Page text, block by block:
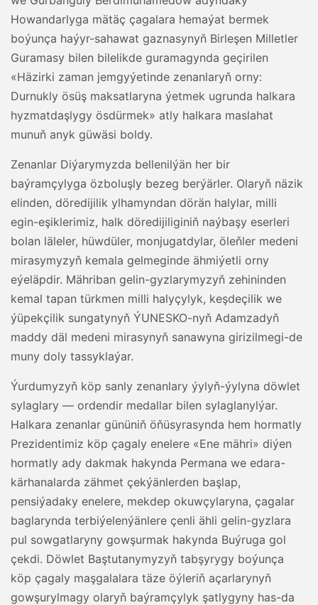
Howandarlyga mätäç çagalara hemaýat bermek
boýunça haýyr-sahawat gaznasynyň Birleşen Milletler
Guramasy bilen bilelikde guramagynda geçirilen
«Häzirki zaman jemgyýetinde zenanlaryň orny:
Durnukly ösüş maksatlaryna ýetmek ugrunda halkara
hyzmatdaşlygy ösdürmek» atly halkara maslahat
munuň anyk güwäsi boldy.
Zenanlar Diýarymyzda bellenilýän her bir
baýramçylyga özboluşly bezeg berýärler. Olaryň näzik
elinden, döredijilik ylhamyndan dörän halylar, milli
egin-eşiklerimiz, halk döredijiliginiň naýbaşy eserleri
bolan läleler, hüwdüler, monjugatdylar, öleňler medeni
mirasymyzyň kemala gelmeginde ähmiýetli orny
eýeläpdir. Mähriban gelin-gyzlarymyzyň zehininden
kemal tapan türkmen milli halyçylyk, keşdeçilik we
ýüpekçilik sungatynyň ÝUNESKO-nyň Adamzadyň
maddy däl medeni mirasynyň sanawyna girizilmegi-de
muny doly tassyklaýar.
Ýurdumyzyň köp sanly zenanlary ýylyň-ýylyna döwlet
sylaglary — ordendir medallar bilen sylaglanylýar.
Halkara zenanlar gününiň öňüsyrasynda hem hormatly
Prezidentimiz köp çagaly enelere «Ene mähri» diýen
hormatly ady dakmak hakynda Permana we edara-
kärhanalarda zähmet çekýänlerden başlap,
pensiýadaky enelere, mekdep okuwçylaryna, çagalar
baglarynda terbiýelenýänlere çenli ähli gelin-gyzlara
pul sowgatlaryny gowşurmak hakynda Buýruga gol
çekdi. Döwlet Baştutanymyzyň tabşyrygy boýunça
köp çagaly maşgalalara täze öýleriň açarlarynyň
gowşurylmagy olaryň baýramçylyk şatlygyny has-da